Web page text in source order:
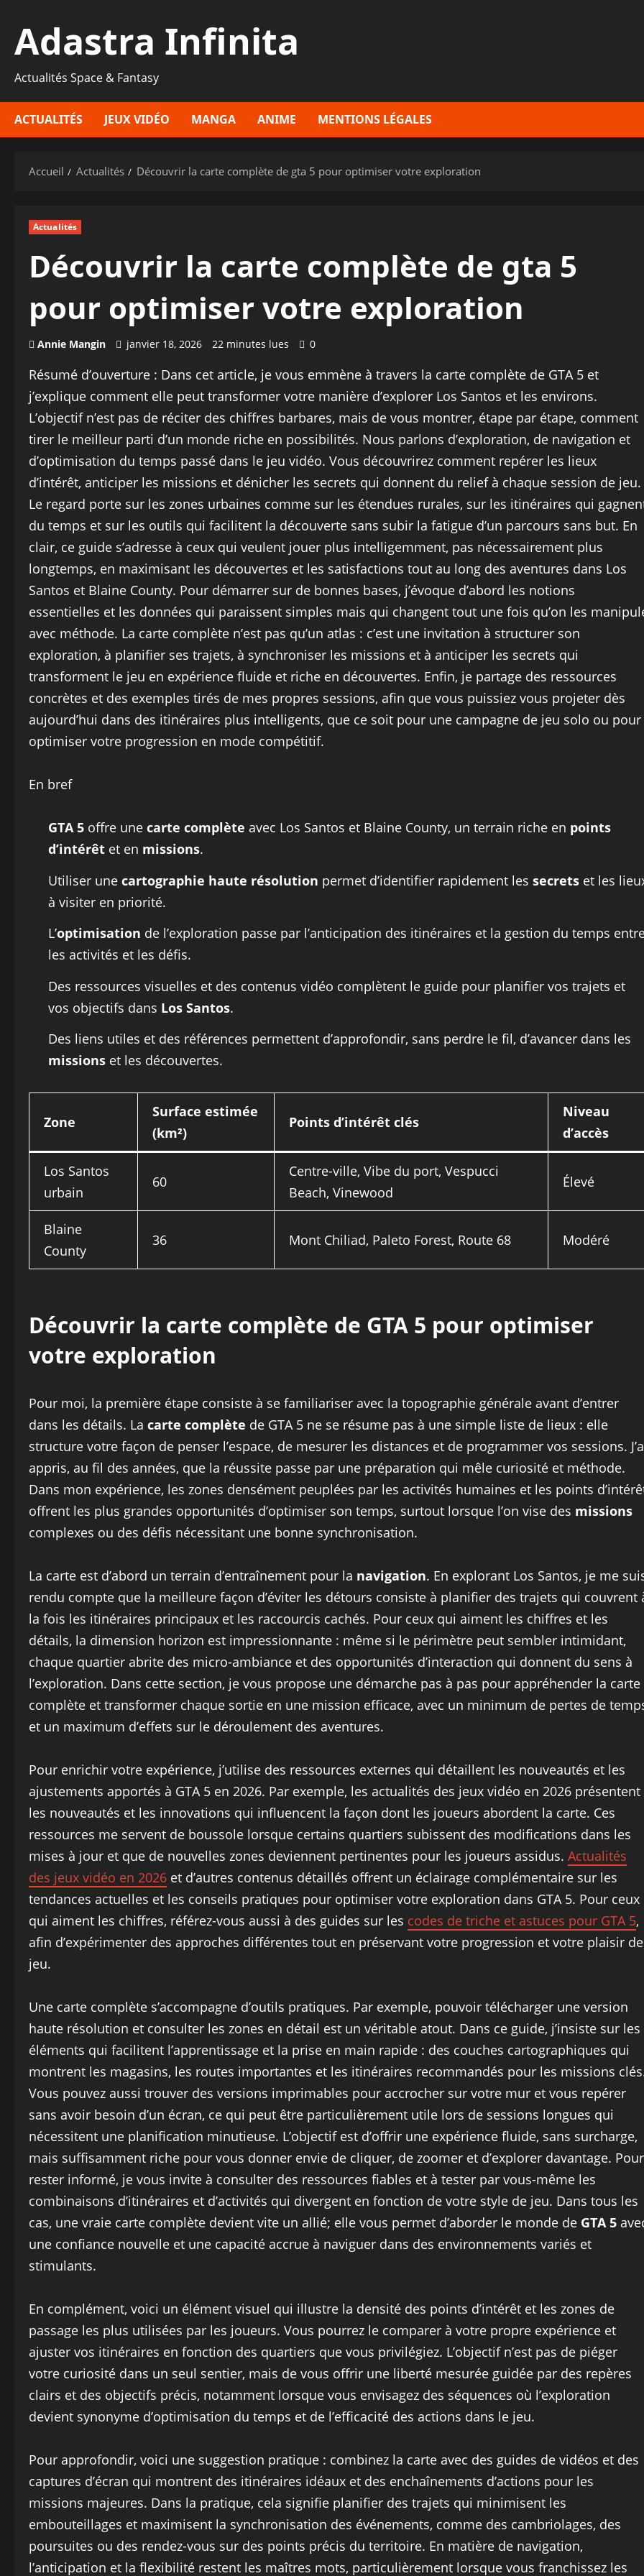
contenu
Adastra Infinita
Actualités Space & Fantasy
ACTUALITÉS JEUX VIDÉO MANGA ANIME MENTIONS LÉGALES
Accueil Actualités Découvrir la carte complète de gta 5 pour optimiser votre exploration
Actualités
Découvrir la carte complète de gta 5
pour optimiser votre exploration
Annie Mangin janvier 18, 2026 22 minutes lues 0
Résumé d’ouverture : Dans cet article, je vous emmène à travers la carte complète de GTA 5 et
j’explique comment elle peut transformer votre manière d’explorer Los Santos et les environs.
L’objectif n’est pas de réciter des chiffres barbares, mais de vous montrer, étape par étape, comment
tirer le meilleur parti d’un monde riche en possibilités. Nous parlons d’exploration, de navigation et
d’optimisation du temps passé dans le jeu vidéo. Vous découvrirez comment repérer les lieux
d’intérêt, anticiper les missions et dénicher les secrets qui donnent du relief à chaque session de jeu.
Le regard porte sur les zones urbaines comme sur les étendues rurales, sur les itinéraires qui
du temps et sur les outils qui facilitent la découverte sans subir la fatigue d’un parcours sans but. En
clair, ce guide s’adresse à ceux qui veulent jouer plus intelligemment, pas nécessairement plus
longtemps, en maximisant les découvertes et les satisfactions tout au long des aventures dans Los
Santos et Blaine County. Pour démarrer sur de bonnes bases, j’évoque d’abord les notions
essentielles et les données qui paraissent simples mais qui changent tout une fois qu’on les
avec méthode. La carte complète n’est pas qu’un atlas : c’est une invitation à structurer son
exploration, à planifier ses trajets, à synchroniser les missions et à anticiper les secrets qui
transforment le jeu en expérience fluide et riche en découvertes. Enfin, je partage des ressources
concrètes et des exemples tirés de mes propres sessions, afin que vous puissiez vous projeter dès
aujourd’hui dans des itinéraires plus intelligents, que ce soit pour une campagne de jeu solo ou pour
optimiser votre progression en mode compétitif.
En bref
GTA 5 offre une carte complète avec Los Santos et Blaine County, un terrain riche en points
d’intérêt et en missions.
Utiliser une cartographie haute résolution permet d’identifier rapidement les secrets et les
à visiter en priorité.
L’optimisation de l’exploration passe par l’anticipation des itinéraires et la gestion du temps
les activités et les défis.
Des ressources visuelles et des contenus vidéo complètent le guide pour planifier vos trajets et
vos objectifs dans Los Santos.
Des liens utiles et des références permettent d’approfondir, sans perdre le fil, d’avancer dans les
missions et les découvertes.
Zone
Surface estimée
(km²)
Points d’intérêt clés
Niveau
d’accès
Los Santos
urbain
60
Centre-ville, Vibe du port, Vespucci
Beach, Vinewood
Élevé
Blaine
County
36 Mont Chiliad, Paleto Forest, Route 68 Modéré
Découvrir la carte complète de GTA 5 pour optimiser
votre exploration
Pour moi, la première étape consiste à se familiariser avec la topographie générale avant d’entrer
dans les détails. La carte complète de GTA 5 ne se résume pas à une simple liste de lieux : elle
structure votre façon de penser l’espace, de mesurer les distances et de programmer vos sessions.
appris, au fil des années, que la réussite passe par une préparation qui mêle curiosité et méthode.
Dans mon expérience, les zones densément peuplées par les activités humaines et les points
offrent les plus grandes opportunités d’optimiser son temps, surtout lorsque l’on vise des missions
complexes ou des défis nécessitant une bonne synchronisation.
La carte est d’abord un terrain d’entraînement pour la navigation. En explorant Los Santos, je me
rendu compte que la meilleure façon d’éviter les détours consiste à planifier des trajets qui couvrent
la fois les itinéraires principaux et les raccourcis cachés. Pour ceux qui aiment les chiffres et les
détails, la dimension horizon est impressionnante : même si le périmètre peut sembler intimidant,
chaque quartier abrite des micro-ambiance et des opportunités d’interaction qui donnent du sens à
l’exploration. Dans cette section, je vous propose une démarche pas à pas pour appréhender la carte
complète et transformer chaque sortie en une mission efficace, avec un minimum de pertes de
et un maximum d’effets sur le déroulement des aventures.
Pour enrichir votre expérience, j’utilise des ressources externes qui détaillent les nouveautés et les
ajustements apportés à GTA 5 en 2026. Par exemple, les actualités des jeux vidéo en 2026 présentent
les nouveautés et les innovations qui influencent la façon dont les joueurs abordent la carte. Ces
ressources me servent de boussole lorsque certains quartiers subissent des modifications dans les
mises à jour et que de nouvelles zones deviennent pertinentes pour les joueurs assidus. Actualités
des jeux vidéo en 2026 et d’autres contenus détaillés offrent un éclairage complémentaire sur les
tendances actuelles et les conseils pratiques pour optimiser votre exploration dans GTA 5. Pour ceux
qui aiment les chiffres, référez-vous aussi à des guides sur les codes de triche et astuces pour GTA 5,
afin d’expérimenter des approches différentes tout en préservant votre progression et votre plaisir de
jeu.
Une carte complète s’accompagne d’outils pratiques. Par exemple, pouvoir télécharger une version
haute résolution et consulter les zones en détail est un véritable atout. Dans ce guide, j’insiste sur les
éléments qui facilitent l’apprentissage et la prise en main rapide : des couches cartographiques qui
montrent les magasins, les routes importantes et les itinéraires recommandés pour les missions
Vous pouvez aussi trouver des versions imprimables pour accrocher sur votre mur et vous repérer
sans avoir besoin d’un écran, ce qui peut être particulièrement utile lors de sessions longues qui
nécessitent une planification minutieuse. L’objectif est d’offrir une expérience fluide, sans surcharge,
mais suffisamment riche pour vous donner envie de cliquer, de zoomer et d’explorer davantage. Pour
rester informé, je vous invite à consulter des ressources fiables et à tester par vous-même les
combinaisons d’itinéraires et d’activités qui divergent en fonction de votre style de jeu. Dans tous les
cas, une vraie carte complète devient vite un allié; elle vous permet d’aborder le monde de GTA 5
une confiance nouvelle et une capacité accrue à naviguer dans des environnements variés et
stimulants.
En complément, voici un élément visuel qui illustre la densité des points d’intérêt et les zones de
passage les plus utilisées par les joueurs. Vous pourrez le comparer à votre propre expérience et
ajuster vos itinéraires en fonction des quartiers que vous privilégiez. L’objectif n’est pas de piéger
votre curiosité dans un seul sentier, mais de vous offrir une liberté mesurée guidée par des repères
clairs et des objectifs précis, notamment lorsque vous envisagez des séquences où l’exploration
devient synonyme d’optimisation du temps et de l’efficacité des actions dans le jeu.
Pour approfondir, voici une suggestion pratique : combinez la carte avec des guides de vidéos et des
captures d’écran qui montrent des itinéraires idéaux et des enchaînements d’actions pour les
missions majeures. Dans la pratique, cela signifie planifier des trajets qui minimisent les
embouteillages et maximisent la synchronisation des événements, comme des cambriolages, des
poursuites ou des rendez-vous sur des points précis du territoire. En matière de navigation,
l’anticipation et la flexibilité restent les maîtres mots, particulièrement lorsque vous franchissez les